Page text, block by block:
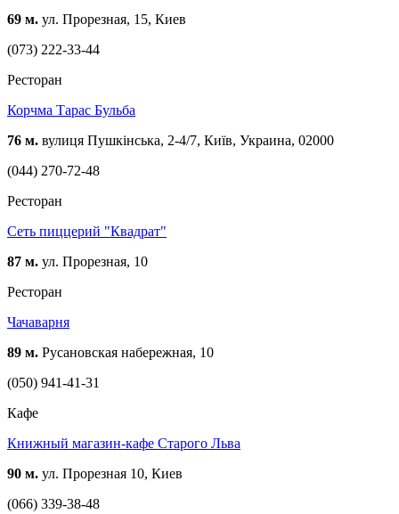
69 м. ул. Прорезная, 15, Киев
(073) 222-33-44
Ресторан
Корчма Тарас Бульба
76 м. вулиця Пушкінська, 2-4/7, Київ, Украина, 02000
(044) 270-72-48
Ресторан
Сеть пиццерий "Квадрат"
87 м. ул. Прорезная, 10
Ресторан
Чачаварня
89 м. Русановская набережная, 10
(050) 941-41-31
Кафе
Книжный магазин-кафе Старого Льва
90 м. ул. Прорезная 10, Киев
(066) 339-38-48